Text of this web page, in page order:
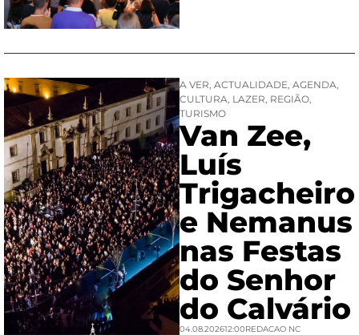
A VER, ACTUALIDADE, AGENDA,
CULTURA, LAZER, REGIÃO,
TURISMO
Van Zee,
Luís
Trigacheiro
e Nemanus
nas Festas
do Senhor
do Calvário
04.08.202612:00REDACAO NC